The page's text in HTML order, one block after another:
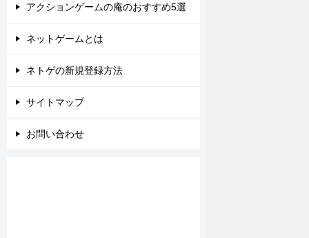
アクションゲームの庵のおすすめ5選
ネットゲームとは
ネトゲの新規登録方法
サイトマップ
お問い合わせ